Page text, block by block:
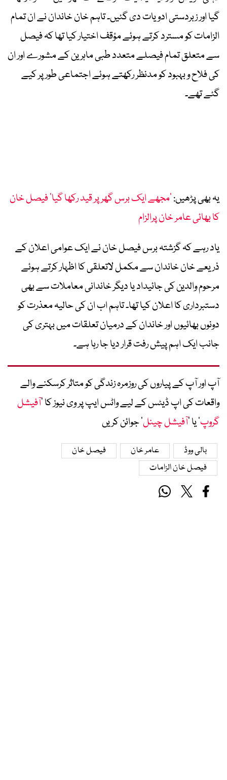
گیا اور زبردستی ادویات دی گئیں۔ تاہم خان خاندان نے ان تمام
الزامات کو مسترد کرتے ہوئے مؤقف اختیار کیا تھا کہ فیصل
سے متعلق تمام فیصلے متعدد طبی ماہرین کے مشورے اور ان
کی فلاح و بہبود کو مدنظر رکھتے ہوئے اجتماعی طور پر کیے
گئے تھے۔
یہ بھی پڑھیں:’مجھے ایک برس گھر پر قید رکھا گیا‘ فیصل خان
کا بھائی عامر خان پرالزام
یاد رہے کہ گزشتہ برس فیصل خان نے ایک عوامی اعلان کے
ذریعے خان خاندان سے مکمل لاتعلقی کا اظہار کرتے ہوئے
مرحوم والدین کی جائیداد یا دیگر خاندانی معاملات سے بھی
دستبرداری کا اعلان کیا تھا۔ تاہم اب ان کی حالیہ معذرت کو
دونوں بھائیوں اور خاندان کے درمیان تعلقات میں بہتری کی
جانب ایک اہم پیش رفت قرار دیا جا رہا ہے۔
آپ اور آپ کے پیاروں کی روزمرہ زندگی کو متاثر کرسکنے والے
واقعات کی اپ ڈیٹس کے لیے واٹس ایپ پر وی نیوز کا ’آفیشل
گروپ‘ یا ’آفیشل چینل‘ جوائن کریں
بالی ووڈ عامر خان
فیصل خان
فیصل خان الزامات